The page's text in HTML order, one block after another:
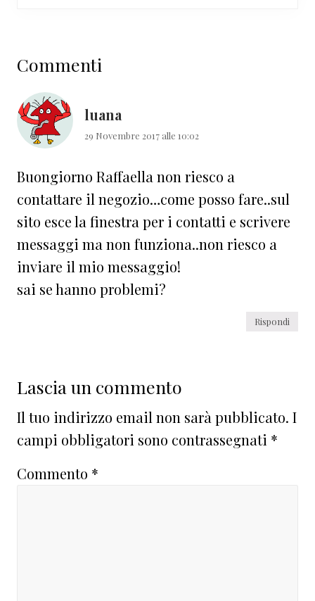
del
lettore
Commenti
luana
29 Novembre 2017 alle 10:02
Buongiorno Raffaella non riesco a
contattare il negozio…come posso fare..sul
sito esce la finestra per i contatti e scrivere
messaggi ma non funziona..non riesco a
inviare il mio messaggio!
sai se hanno problemi?
Rispondi
Lascia un commento
Il tuo indirizzo email non sarà pubblicato. I
campi obbligatori sono contrassegnati *
Commento *